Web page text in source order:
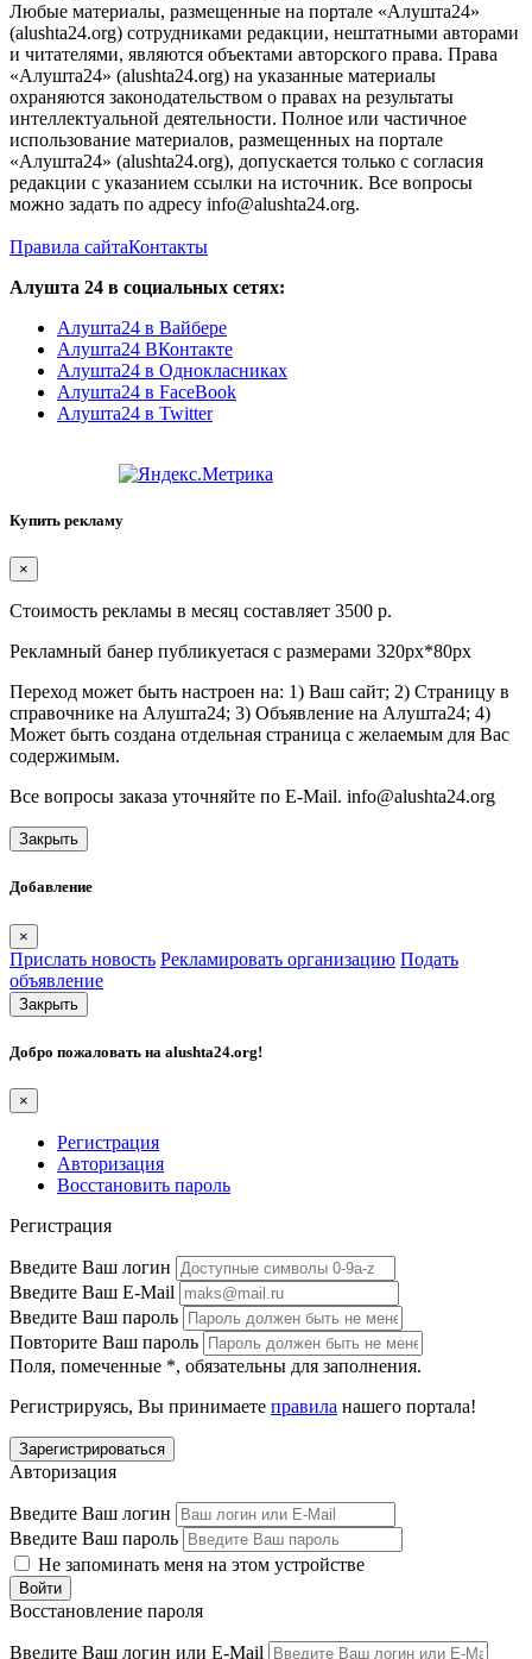
Любые материалы, размещенные на портале «Алушта24»
(alushta24.org) сотрудниками редакции, нештатными авторами
и читателями, являются объектами авторского права. Права
«Алушта24» (alushta24.org) на указанные материалы
охраняются законодательством о правах на результаты
интеллектуальной деятельности. Полное или частичное
использование материалов, размещенных на портале
«Алушта24» (alushta24.org), допускается только с согласия
редакции с указанием ссылки на источник. Все вопросы
можно задать по адресу info@alushta24.org.
Правила сайтаКонтакты
Алушта 24 в социальных сетях:
Алушта24 в Вайбере
Алушта24 ВКонтакте
Алушта24 в Однокласниках
Алушта24 в FaceBook
Алушта24 в Twitter
Купить рекламу
×
Стоимость рекламы в месяц составляет 3500 р.
Рекламный банер публикуетася с размерами 320px*80px
Переход может быть настроен на: 1) Ваш сайт; 2) Страницу в
справочнике на Алушта24; 3) Объявление на Алушта24; 4)
Может быть создана отдельная страница с желаемым для Вас
содержимым.
Все вопросы заказа уточняйте по E-Mail. info@alushta24.org
Закрыть
Добавление
×
Прислать новость Рекламировать организацию Подать
объявление
Закрыть
Добро пожаловать на alushta24.org!
×
Регистрация
Авторизация
Восстановить пароль
Регистрация
Введите Ваш логин
Введите Ваш E-Mail
Введите Ваш пароль
Повторите Ваш пароль
Поля, помеченные *, обязательны для заполнения.
Регистрируясь, Вы принимаете правила нашего портала!
Авторизация
Введите Ваш логин
Введите Ваш пароль
Не запоминать меня на этом устройстве
Восстановление пароля
Введите Ваш логин или E-Mail